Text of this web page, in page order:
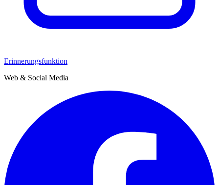
Erinnerungsfunktion
Web & Social Media